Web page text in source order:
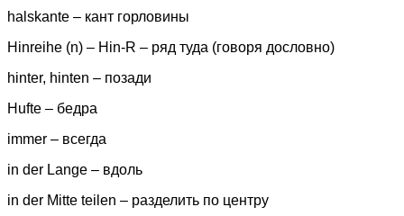
halskante – кант горловины
Hinreihe (n) – Hin-R – ряд туда (говоря дословно)
hinter, hinten – позади
Hufte – бедра
immer – всегда
in der Lange – вдоль
in der Mitte teilen – разделить по центру